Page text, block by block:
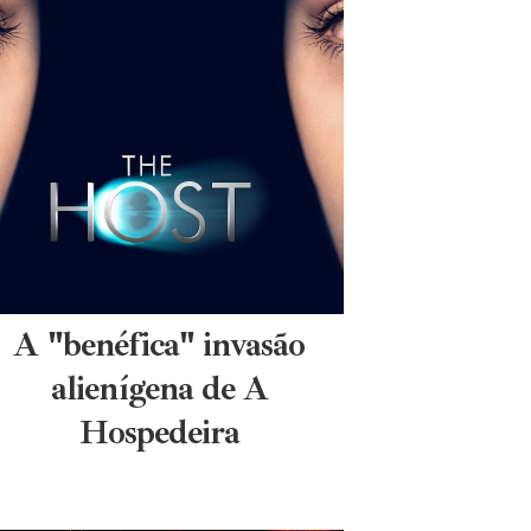
A "benéfica" invasão
alienígena de A
Hospedeira